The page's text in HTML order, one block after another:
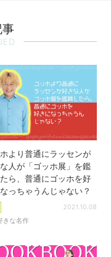
事
より普通にラッセンが
人が「ゴッホ展」を鑑
ら、普通にゴッホを好
っちゃうんじゃない？
きな名作
2021.10.08